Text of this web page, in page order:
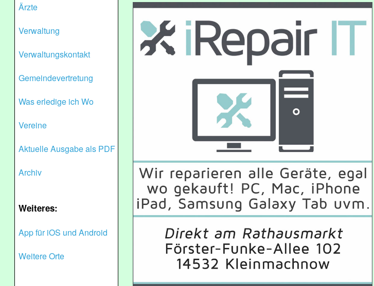
Ärzte
Verwaltung
Verwaltungskontakt
Gemeindevertretung
Was erledige ich Wo
Vereine
Aktuelle Ausgabe als PDF
Archiv
Weiteres:
App für iOS und Android
Weitere Orte